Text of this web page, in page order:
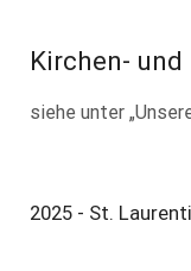
Kirchen-
siehe unter
2025 - St.